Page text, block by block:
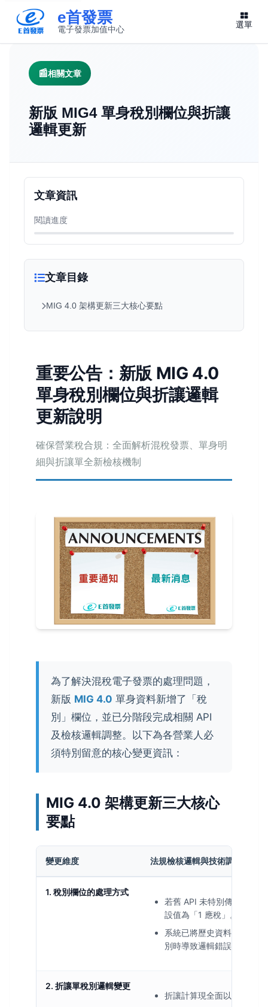
e首發票
電子發票加值中心 選單
相關文章
新版 MIG4 單身稅別欄位與折讓
邏輯更新
文章目錄
MIG 4.0 架構更新三大核心要點
重要公告：新版 MIG 4.0
單身稅別欄位與折讓邏輯
更新說明
確保營業稅合規：全面解析混稅發票、單身明
細與折讓單全新檢核機制
為了解決混稅電子發票的處理問題，
新版 MIG 4.0 單身資料新增了「稅
別」欄位，並已分階段完成相關 API
及檢核邏輯調整。以下為各營業人必
須特別留意的核心變更資訊：
MIG 4.0 架構更新三大核心
要點
變更維度 法規檢核邏輯與技術調整指引
1. 稅別欄位的處理方式
若舊 API 未特別傳入稅別
設值為「1 應稅」。
系統已將歷史資料同步更
別時導致邏輯錯誤。
2. 折讓單稅別邏輯變更
折讓計算現全面以
文章資訊
閱讀進度